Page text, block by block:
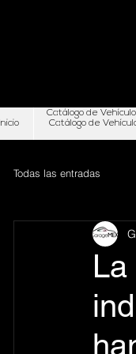
Inicio Catálogo de
Catálogo de
Todas las entradas